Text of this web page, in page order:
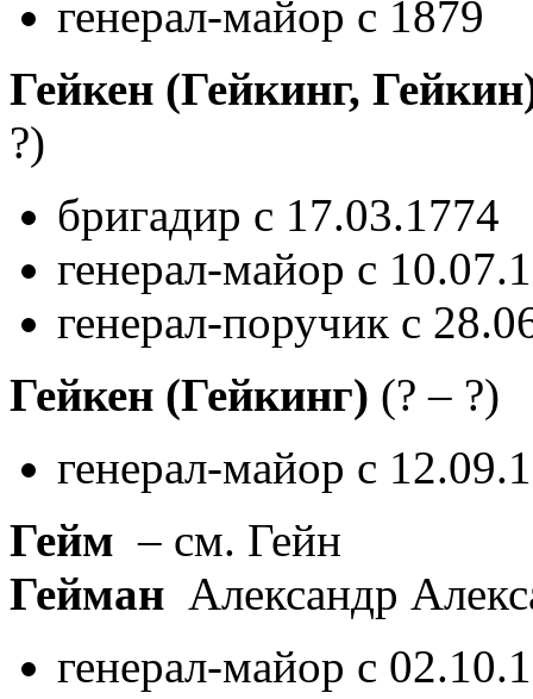
генерал-майор с 1879
Гейкен (Гейкинг,
?)
бригадир с 17.03.1774
генерал-майор с
генерал-поручик с
Гейкен (Гейкинг) (? – ?)
генерал-майор с
Гейм – см. Гейн
Гейман Александр
генерал-майор с